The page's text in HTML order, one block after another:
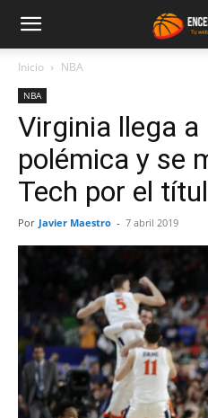
Inicio NBA
NBA
Virginia llega
polémica y se
Tech por el
Por Javier Maestro - 7 abril 2019